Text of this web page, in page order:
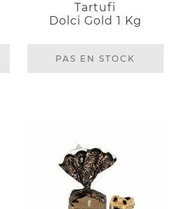
Tartufi
Dolci Gold 1 Kg
PAS EN STOCK